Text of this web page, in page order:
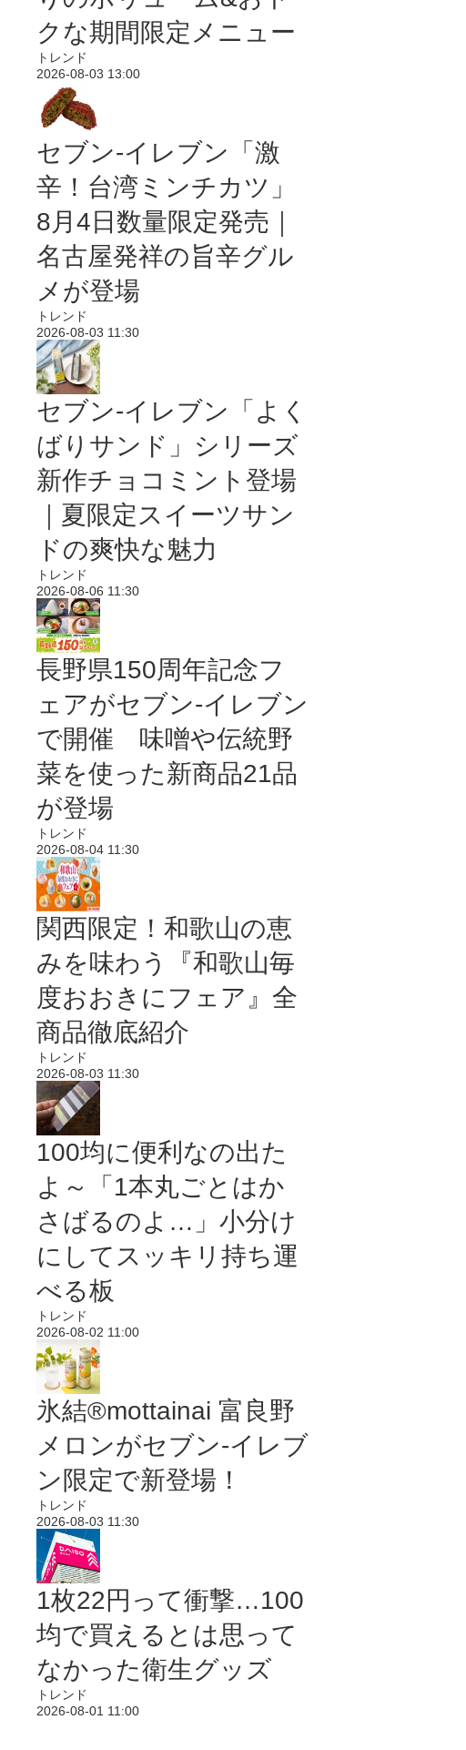
クな期間限定メニュー
トレンド
2026-08-03 13:00
セブン-イレブン「激
辛！台湾ミンチカツ」
8月4日数量限定発売｜
名古屋発祥の旨辛グル
メが登場
トレンド
2026-08-03 11:30
セブン‐イレブン「よく
ばりサンド」シリーズ
新作チョコミント登場
｜夏限定スイーツサン
ドの爽快な魅力
トレンド
2026-08-06 11:30
長野県150周年記念フ
ェアがセブン-イレブン
で開催 味噌や伝統野
菜を使った新商品21品
が登場
トレンド
2026-08-04 11:30
関西限定！和歌山の恵
みを味わう『和歌山毎
度おおきにフェア』全
商品徹底紹介
トレンド
2026-08-03 11:30
100均に便利なの出た
よ～「1本丸ごとはか
さばるのよ…」小分け
にしてスッキリ持ち運
べる板
トレンド
2026-08-02 11:00
氷結®mottainai 富良野
メロンがセブン‐イレブ
ン限定で新登場！
トレンド
2026-08-03 11:30
1枚22円って衝撃…100
均で買えるとは思って
なかった衛生グッズ
トレンド
2026-08-01 11:00